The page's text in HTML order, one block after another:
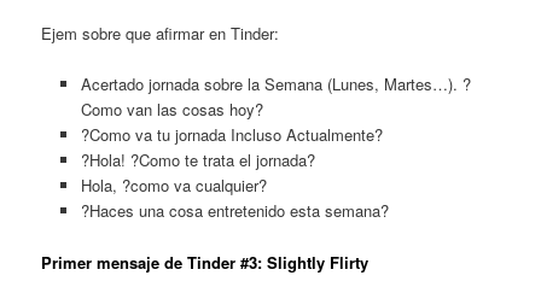
Ejem sobre que afirmar en Tinder:
Acertado jornada sobre la Semana (Lunes, Martes…). ?
Como van las cosas hoy?
?Como va tu jornada Incluso Actualmente?
?Hola! ?Como te trata el jornada?
Hola, ?como va cualquier?
?Haces una cosa entretenido esta semana?
Primer mensaje de Tinder #3: Slightly Flirty